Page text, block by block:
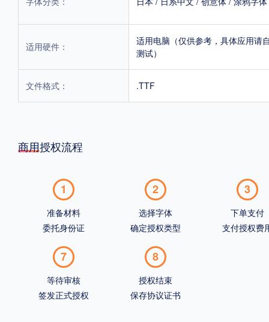
适用硬件：
适用电脑（仅供参考，具体应用请
测试）
文件格式： .TTF
商用授权流程
1
准备材料
委托身份证
2
选择字体
确定授权类型
3
下单支付
支付授权费
7
等待审核
签发正式授权
8
授权结束
保存协议证书